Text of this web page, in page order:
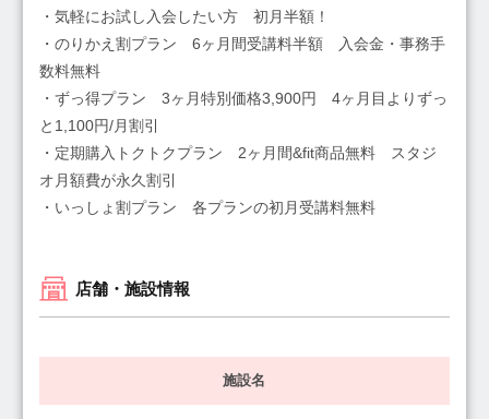
・気軽にお試し入会したい方 初月半額！
・のりかえ割プラン 6ヶ月間受講料半額 入会金・事務手
数料無料
・ずっ得プラン 3ヶ月特別価格3,900円 4ヶ月目よりずっ
と1,100円/月割引
・定期購入トクトクプラン 2ヶ月間&fit商品無料 スタジ
オ月額費が永久割引
・いっしょ割プラン 各プランの初月受講料無料
店舗・施設情報
施設名